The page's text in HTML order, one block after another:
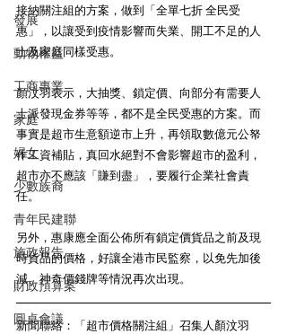
發展
動物權益
工商專業
家庭
婦女
少數族裔
青年民建聯
施政報告
財政預算案
圓桌會議
接納關注組的方案，做到「全單七折 全民受
惠」，以讓受到疫情影響而失業、開工不足的人
士及家庭同樣受惠。
顏汶羽表示，大抽獎、鎖定價、向部分有需要人
士派發現金券等等，都不是全民受惠的方案。而
事實是超市生意額逆市上升，再領取數億元公帑
作工資補貼，真回水絕對不會影響超市的盈利，
超市亦不應該「賺到盡」，要履行企業社會責
任。
另外，惠康應全面公佈所有鎖定價貨品之前及現
時貨品的價格，好讓全港市民監察，以免先加後
減、神奇價錢牌等情況再次出現。
新聞聯絡：「超市價格關注組」召集人顏汶羽